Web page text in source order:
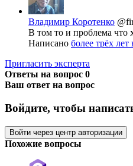
Владимир Коротенко
В том то и проблема что
Написано более трёх лет
Пригласить эксперта
Ответы на вопрос 0
Ваш ответ на вопрос
Войдите, чтобы
Войти через центр авторизации
Похожие вопросы